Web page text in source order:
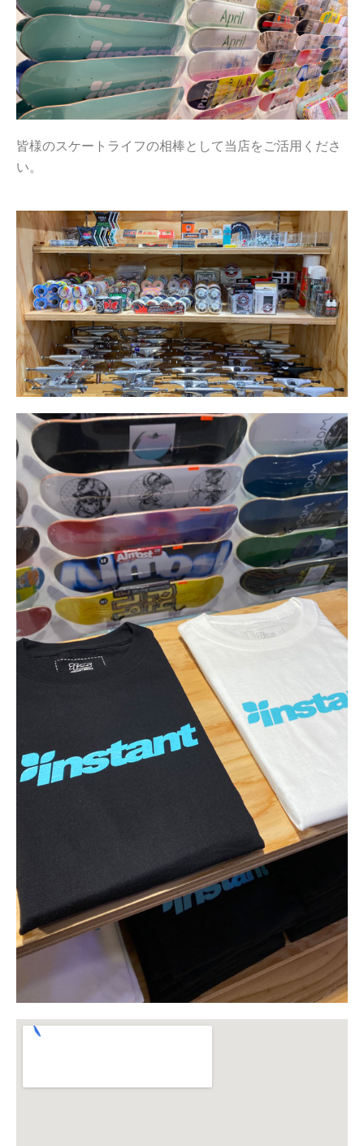
皆様のスケートライフの相棒として当店をご活用くださ
い。